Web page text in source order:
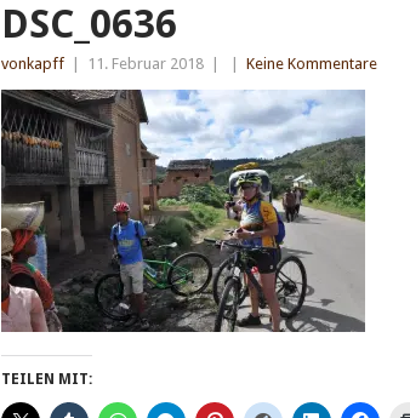
DSC_0636
vonkapff 11. Februar 2018 Keine Kommentare
TEILEN MIT: